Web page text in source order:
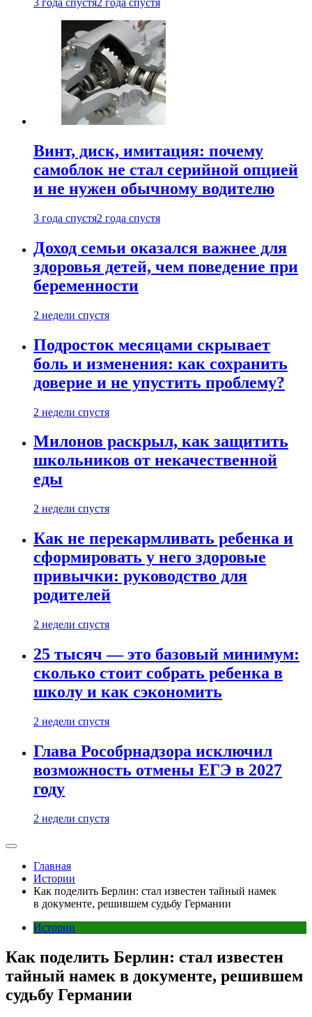
3 года спустя2 года спустя
Винт, диск, имитация: почему
самоблок не стал серийной опцией
и не нужен обычному водителю
3 года спустя2 года спустя
Доход семьи оказался важнее для
здоровья детей, чем поведение при
беременности
2 недели спустя
Подросток месяцами скрывает
боль и изменения: как сохранить
доверие и не упустить проблему?
2 недели спустя
Милонов раскрыл, как защитить
школьников от некачественной
еды
2 недели спустя
Как не перекармливать ребенка и
сформировать у него здоровые
привычки: руководство для
родителей
2 недели спустя
25 тысяч — это базовый минимум:
сколько стоит собрать ребенка в
школу и как сэкономить
2 недели спустя
Глава Рособрнадзора исключил
возможность отмены ЕГЭ в 2027
году
2 недели спустя
Главная
Истории
Как поделить Берлин: стал известен тайный намек
в документе, решившем судьбу Германии
Истории
Как поделить Берлин: стал известен
тайный намек в документе, решившем
судьбу Германии